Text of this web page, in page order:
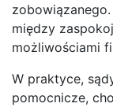
między
możliwościami
W praktyce,
pomocnicze,